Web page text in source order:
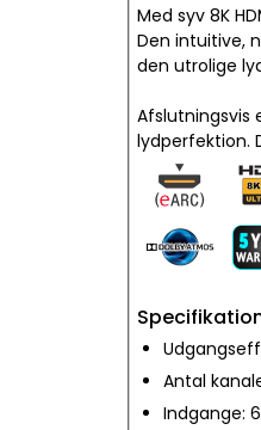
Med syv 8K
Den intuitive,
den utrolige
Afslutningsvis
lydperfektion.
Antal
Indgange: